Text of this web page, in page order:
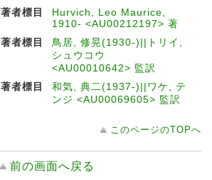
著者標目
Hurvich, Leo Maurice,
1910- <AU00212197> 著
著者標目
鳥居, 修晃(1930-)||トリイ,
シュウコウ
<AU00010642> 監訳
著者標目
和気, 典二(1937-)||ワケ, テ
ンジ <AU00069605> 監訳
このページのTOPへ
前の画面へ戻る